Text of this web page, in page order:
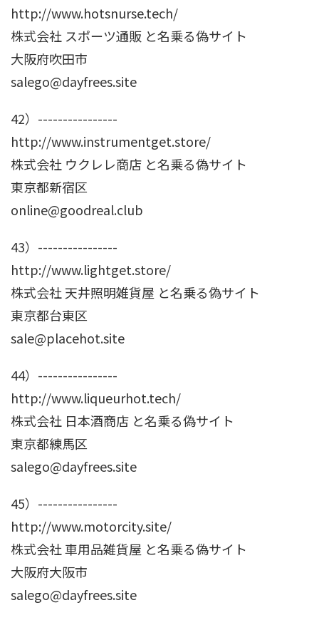
http://www.hotsnurse.tech/
株式会社 スポーツ通販 と名乗る偽サイト
大阪府吹田市
salego@dayfrees.site
42）----------------
http://www.instrumentget.store/
株式会社 ウクレレ商店 と名乗る偽サイト
東京都新宿区
online@goodreal.club
43）----------------
http://www.lightget.store/
株式会社 天井照明雑貨屋 と名乗る偽サイト
東京都台東区
sale@placehot.site
44）----------------
http://www.liqueurhot.tech/
株式会社 日本酒商店 と名乗る偽サイト
東京都練馬区
salego@dayfrees.site
45）----------------
http://www.motorcity.site/
株式会社 車用品雑貨屋 と名乗る偽サイト
大阪府大阪市
salego@dayfrees.site